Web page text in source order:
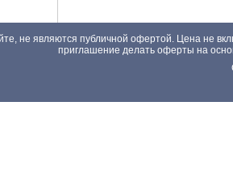
не являются публичной офертой. Цена не
приглашение делать оферты на